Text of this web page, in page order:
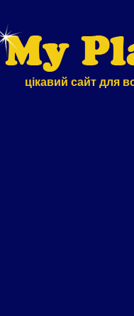
цікавий сайт для